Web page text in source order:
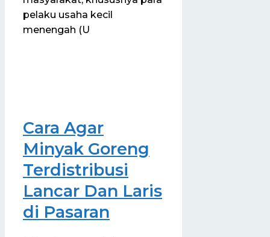
pelaku usaha kecil
menengah (U
Cara Agar
Minyak Goreng
Terdistribusi
Lancar Dan Laris
di Pasaran